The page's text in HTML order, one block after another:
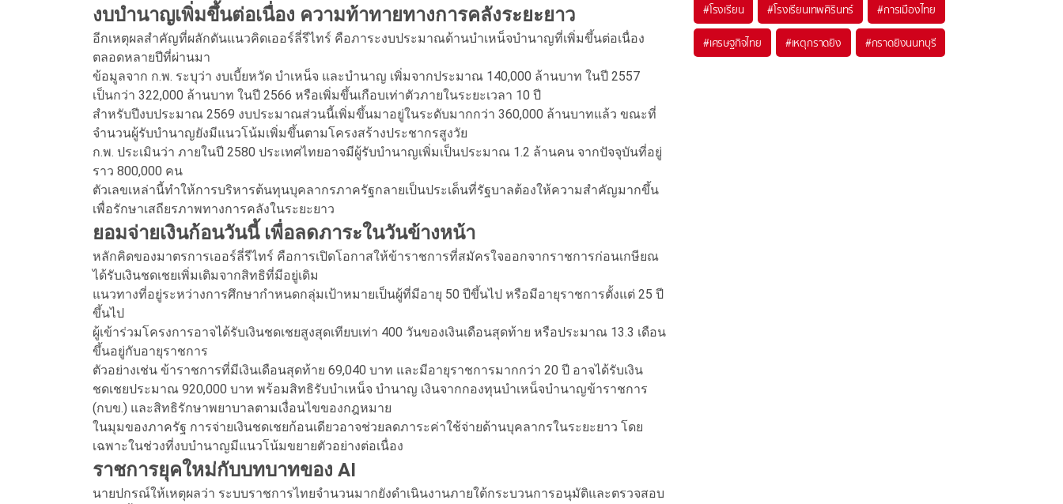
งบบำนาญเพิ่มขึ้นต่อเนื่อง ความท้าทายทางการคลังระยะยาว
อีกเหตุผลสำคัญที่ผลักดันแนวคิดเออร์ลี่รีไทร์ คือภาระงบประมาณด้านบำเหน็จบำนาญที่เพิ่มขึ้นต่อเนื่อง
ตลอดหลายปีที่ผ่านมา
ข้อมูลจาก ก.พ. ระบุว่า งบเบี้ยหวัด บำเหน็จ และบำนาญ เพิ่มจากประมาณ 140,000 ล้านบาท ในปี 2557
เป็นกว่า 322,000 ล้านบาท ในปี 2566 หรือเพิ่มขึ้นเกือบเท่าตัวภายในระยะเวลา 10 ปี
สำหรับปีงบประมาณ 2569 งบประมาณส่วนนี้เพิ่มขึ้นมาอยู่ในระดับมากกว่า 360,000 ล้านบาทแล้ว ขณะที่
จำนวนผู้รับบำนาญยังมีแนวโน้มเพิ่มขึ้นตามโครงสร้างประชากรสูงวัย
ก.พ. ประเมินว่า ภายในปี 2580 ประเทศไทยอาจมีผู้รับบำนาญเพิ่มเป็นประมาณ 1.2 ล้านคน จากปัจจุบันที่อยู่
ราว 800,000 คน
ตัวเลขเหล่านี้ทำให้การบริหารต้นทุนบุคลากรภาครัฐกลายเป็นประเด็นที่รัฐบาลต้องให้ความสำคัญมากขึ้น
เพื่อรักษาเสถียรภาพทางการคลังในระยะยาว
ยอมจ่ายเงินก้อนวันนี้ เพื่อลดภาระในวันข้างหน้า
หลักคิดของมาตรการเออร์ลี่รีไทร์ คือการเปิดโอกาสให้ข้าราชการที่สมัครใจออกจากราชการก่อนเกษียณ
ได้รับเงินชดเชยเพิ่มเติมจากสิทธิที่มีอยู่เดิม
แนวทางที่อยู่ระหว่างการศึกษากำหนดกลุ่มเป้าหมายเป็นผู้ที่มีอายุ 50 ปีขึ้นไป หรือมีอายุราชการตั้งแต่ 25 ปี
ขึ้นไป
ผู้เข้าร่วมโครงการอาจได้รับเงินชดเชยสูงสุดเทียบเท่า 400 วันของเงินเดือนสุดท้าย หรือประมาณ 13.3 เดือน
ขึ้นอยู่กับอายุราชการ
ตัวอย่างเช่น ข้าราชการที่มีเงินเดือนสุดท้าย 69,040 บาท และมีอายุราชการมากกว่า 20 ปี อาจได้รับเงิน
ชดเชยประมาณ 920,000 บาท พร้อมสิทธิรับบำเหน็จ บำนาญ เงินจากกองทุนบำเหน็จบำนาญข้าราชการ
(กบข.) และสิทธิรักษาพยาบาลตามเงื่อนไขของกฎหมาย
ในมุมของภาครัฐ การจ่ายเงินชดเชยก้อนเดียวอาจช่วยลดภาระค่าใช้จ่ายด้านบุคลากรในระยะยาว โดย
เฉพาะในช่วงที่งบบำนาญมีแนวโน้มขยายตัวอย่างต่อเนื่อง
ราชการยุคใหม่กับบทบาทของ AI
นายปกรณ์ให้เหตุผลว่า ระบบราชการไทยจำนวนมากยังดำเนินงานภายใต้กระบวนการอนุมัติและตรวจสอบ
#โรงเรียน #โรงเรียนเทพศิรินทร์ #การเมืองไทย
#เศรษฐกิจไทย #เหตุกราดยิง #กราดยิงนนทบุรี